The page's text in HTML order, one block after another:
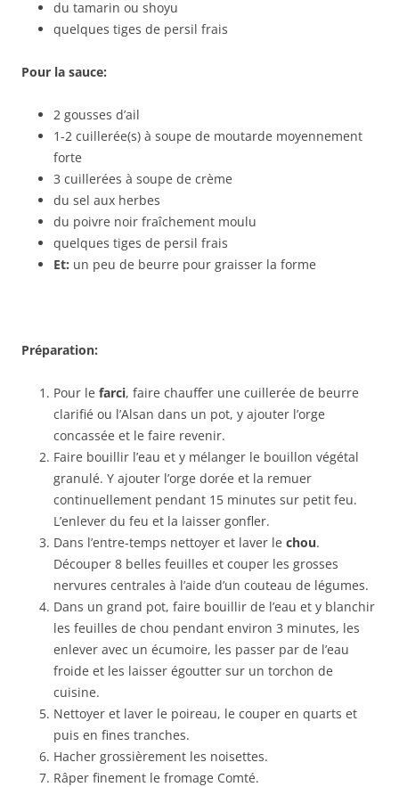
du tamarin ou shoyu
quelques tiges de persil frais
Pour la sauce:
2 gousses d’ail
1-2 cuillerée(s) à soupe de moutarde moyennement
forte
3 cuillerées à soupe de crème
du sel aux herbes
du poivre noir fraîchement moulu
quelques tiges de persil frais
Et: un peu de beurre pour graisser la forme
Préparation:
Pour le farci, faire chauffer une cuillerée de beurre
clarifié ou l’Alsan dans un pot, y ajouter l’orge
concassée et le faire revenir.
Faire bouillir l’eau et y mélanger le bouillon végétal
granulé. Y ajouter l’orge dorée et la remuer
continuellement pendant 15 minutes sur petit feu.
L’enlever du feu et la laisser gonfler.
Dans l’entre-temps nettoyer et laver le chou.
Découper 8 belles feuilles et couper les grosses
nervures centrales à l’aide d’un couteau de légumes.
Dans un grand pot, faire bouillir de l’eau et y blanchir
les feuilles de chou pendant environ 3 minutes, les
enlever avec un écumoire, les passer par de l’eau
froide et les laisser égoutter sur un torchon de
cuisine.
Nettoyer et laver le poireau, le couper en quarts et
puis en fines tranches.
Hacher grossièrement les noisettes.
Râper finement le fromage Comté.